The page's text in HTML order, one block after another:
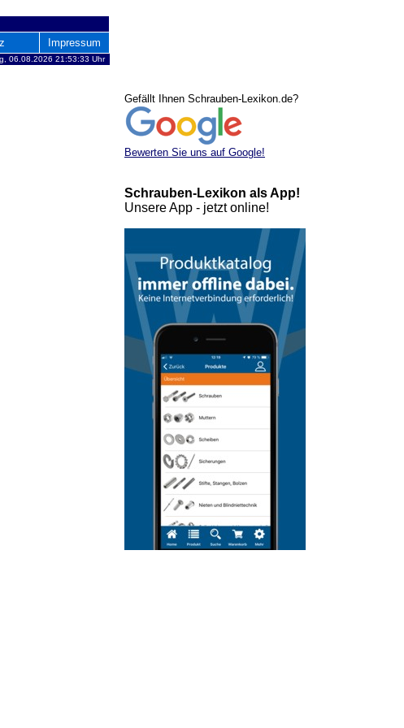
Impressum
06.08.2026 21:53:33 Uhr
Gefällt Ihnen Schrauben-Lexikon.de?
Bewerten Sie uns auf Google!
Schrauben-Lexikon als App!
Unsere App - jetzt online!